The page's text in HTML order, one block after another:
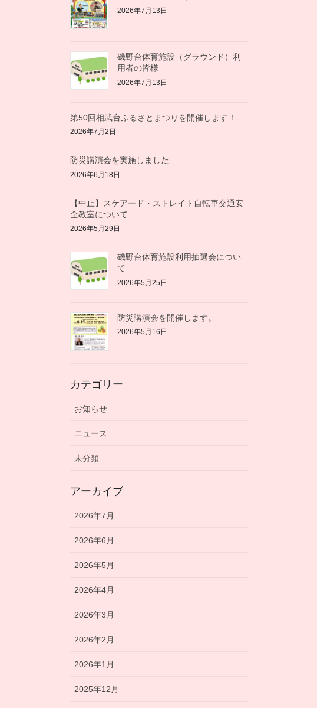
2026年7月13日
磯野台体育施設（グラウンド）利
用者の皆様
2026年7月13日
第50回相武台ふるさとまつりを開催します！
2026年7月2日
防災講演会を実施しました
2026年6月18日
【中止】スケアード・ストレイト自転車交通安
全教室について
2026年5月29日
磯野台体育施設利用抽選会につい
て
2026年5月25日
防災講演会を開催します。
2026年5月16日
カテゴリー
お知らせ
ニュース
未分類
アーカイブ
2026年7月
2026年6月
2026年5月
2026年4月
2026年3月
2026年2月
2026年1月
2025年12月